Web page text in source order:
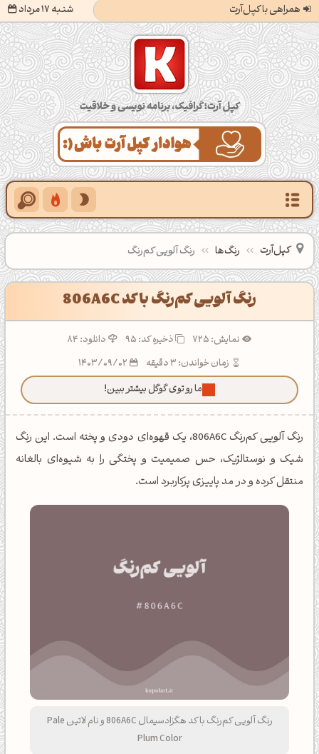
همراهی با کپل‌آرت شنبه 17 مرداد کپل‌آرت؛ گرافیک، برنامه‌نویسی و خلاقیت
کپل‌آرت رنگ‌ها رنگ آلویی کم‌رنگ
رنگ آلویی کم‌رنگ با کد 806A6C
نمایش: 725 ذخیره کد:95
دانلود: 84
زمان خواندن: 3 دقیقه
ما رو توی گوگل بیشتر ببین!
رنگ آلویی کم‌رنگ 806A6C، یک قهوه‌ای دودی و پخته است. این رنگ
شیک و نوستالژیک، حس صمیمیت و پختگی را به شیوه‌ای بالغانه
منتقل کرده و در مد پاییزی پرکاربرد است.
رنگ آلویی کم‌رنگ با کد هگزادسیمال 806A6C و نام لاتین Pale
Plum Color